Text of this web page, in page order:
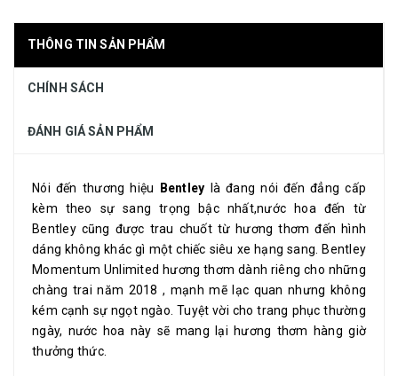
THÔNG TIN SẢN PHẨM
CHÍNH SÁCH
ĐÁNH GIÁ SẢN PHẨM
Nói đến thương hiệu Bentley là đang nói đến đẳng cấp
kèm theo sự sang trọng bậc nhất,nước hoa đến từ
Bentley cũng được trau chuốt từ hương thơm đến hình
dáng không khác gì một chiếc siêu xe hạng sang. Bentley
Momentum Unlimited hương thơm dành riêng cho những
chàng trai năm 2018 , mạnh mẽ lạc quan nhưng không
kém cạnh sự ngọt ngào. Tuyệt vời cho trang phục thường
ngày, nước hoa này sẽ mang lại hương thơm hàng giờ
thưởng thức.